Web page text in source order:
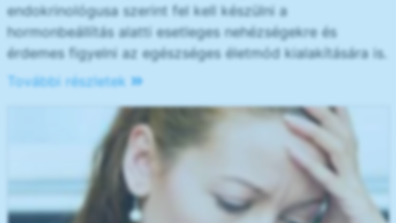
endokrinológusa szerint fel kell készülni a
hormonbeállítás alatti esetleges nehézségekre és
érdemes figyelni az egészséges életmód kialakítására is.
További részletek